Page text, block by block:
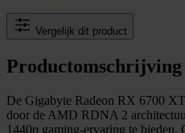
Vergelijk dit product
Productomschrijving
De Gigabyte Radeon RX 6700
door de AMD RDNA 2
1440p gaming-ervaring te